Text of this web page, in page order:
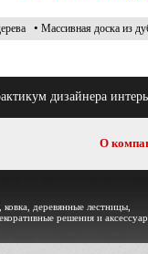
• Массивная доска из
дизайнера
О
деревянные лестницы,
решения и